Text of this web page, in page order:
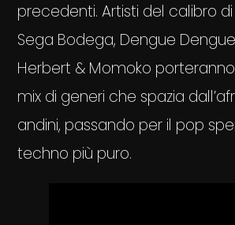
precedenti. Artisti del calibro di
Sega Bodega, Dengue
Herbert & Momoko
mix di generi che spazia
andini, passando per il pop
techno più puro.